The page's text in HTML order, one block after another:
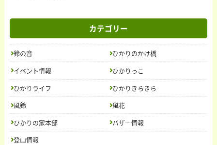
トップ
ニュース＆トピックス
お問い合わせ
活動内容
ごあいさつ
授産製品の紹介
カテゴリー
鈴の音
ひかりのかけ橋
イベント情報
ひかりっこ
ひかりライフ
ひかりきらきら
風鈴
風花
ひかりの家本部
バザー情報
登山情報